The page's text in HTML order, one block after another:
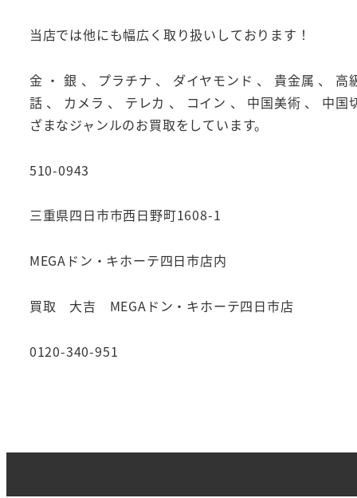
当店では他にも幅広く取り扱いしております！
金 ・ 銀 、 プラチナ 、 ダイヤモンド 、 貴金属 、
話 、 カメラ 、 テレカ 、 コイン 、 中国美術 、 中
ざまなジャンルのお買取をしています。
510-0943
三重県四日市市西日野町1608-1
MEGAドン・キホーテ四日市店内
買取 大吉 MEGAドン・キホーテ四日市店
0120-340-951